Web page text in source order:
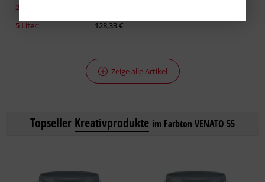
2,50 Liter:
5 Liter:
128,33 €
Zeige alle Artikel
Topseller Kreativprodukte im Farbton VENATO 55